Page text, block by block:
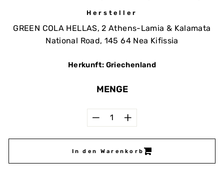
Hersteller
GREEN COLA HELLAS, 2 Athens-Lamia & Kalamata
National Road, 145 64 Nea Kifissia
Herkunft: Griechenland
MENGE
− +
In den Warenkorb